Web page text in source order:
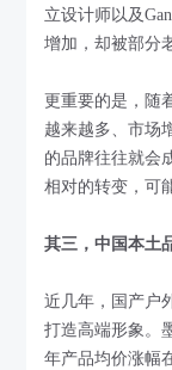
立设计师以及
增加，却被部分
更重要的是，随
越来越多、市场
的品牌往往就会
相对的转变，可
其三，中国本土
近几年，国产户
打造高端形象。
年产品均价涨幅